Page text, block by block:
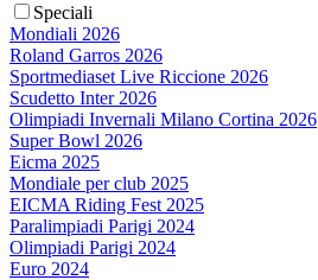
Speciali
Mondiali 2026
Roland Garros 2026
Sportmediaset Live Riccione 2026
Scudetto Inter 2026
Olimpiadi Invernali Milano Cortina 2026
Super Bowl 2026
Eicma 2025
Mondiale per club 2025
EICMA Riding Fest 2025
Paralimpiadi Parigi 2024
Olimpiadi Parigi 2024
Euro 2024